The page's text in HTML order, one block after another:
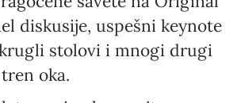
diskusije, uspešni keynote
stolovi i mnogi drugi
oka.